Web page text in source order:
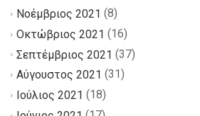
Νοέμβριος 2021 (8)
Οκτώβριος 2021 (16)
Σεπτέμβριος 2021 (37)
Αύγουστος 2021 (31)
Ιούλιος 2021 (18)